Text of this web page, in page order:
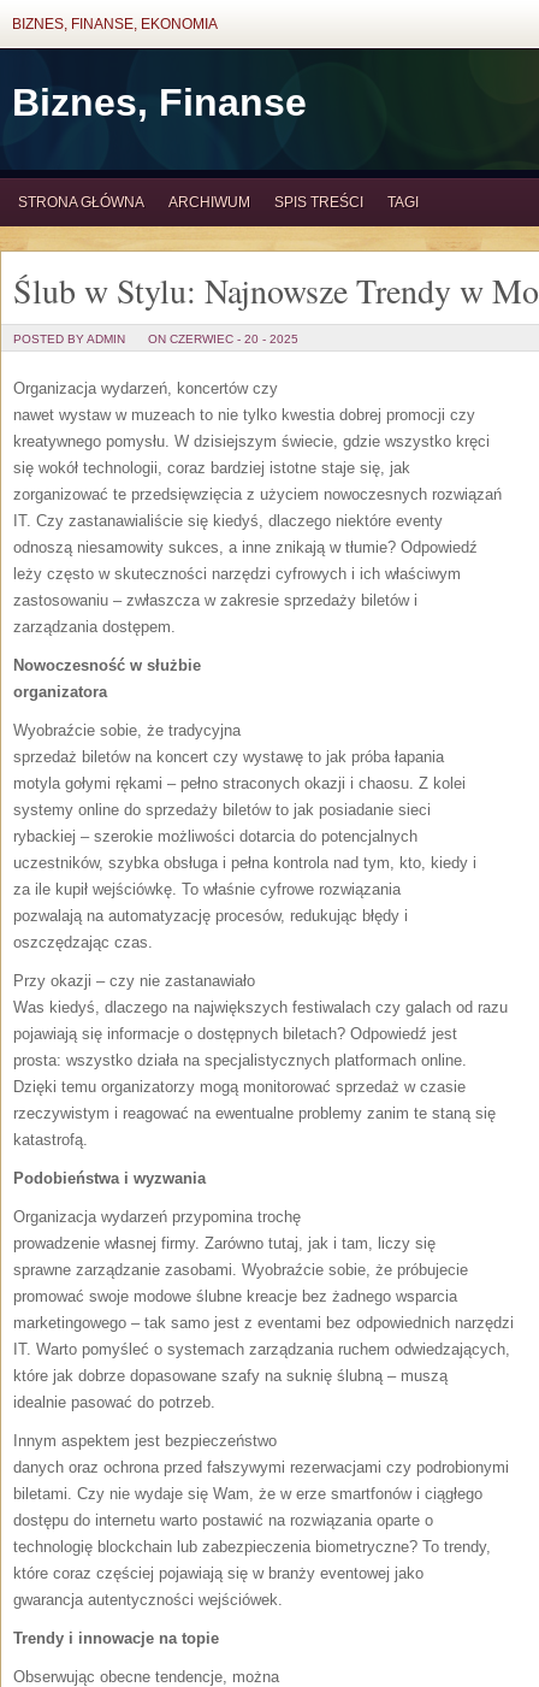
BIZNES, FINANSE, EKONOMIA
Biznes, Finanse
STRONA GŁÓWNA ARCHIWUM SPIS TREŚCI TAGI
Ślub w Stylu: Najnowsze Trendy w
POSTED BY ADMIN ON CZERWIEC - 20 - 2025
Organizacja wydarzeń, koncertów czy
nawet wystaw w muzeach to nie tylko kwestia dobrej promocji czy
kreatywnego pomysłu. W dzisiejszym świecie, gdzie wszystko kręci
się wokół technologii, coraz bardziej istotne staje się, jak
zorganizować te przedsięwzięcia z użyciem nowoczesnych rozwiązań
IT. Czy zastanawialiście się kiedyś, dlaczego niektóre eventy
odnoszą niesamowity sukces, a inne znikają w tłumie? Odpowiedź
leży często w skuteczności narzędzi cyfrowych i ich właściwym
zastosowaniu – zwłaszcza w zakresie sprzedaży biletów i
zarządzania dostępem.
Nowoczesność w służbie
organizatora
Wyobraźcie sobie, że tradycyjna
sprzedaż biletów na koncert czy wystawę to jak próba łapania
motyla gołymi rękami – pełno straconych okazji i chaosu. Z kolei
systemy online do sprzedaży biletów to jak posiadanie sieci
rybackiej – szerokie możliwości dotarcia do potencjalnych
uczestników, szybka obsługa i pełna kontrola nad tym, kto, kiedy i
za ile kupił wejściówkę. To właśnie cyfrowe rozwiązania
pozwalają na automatyzację procesów, redukując błędy i
oszczędzając czas.
Przy okazji – czy nie zastanawiało
Was kiedyś, dlaczego na największych festiwalach czy galach od razu
pojawiają się informacje o dostępnych biletach? Odpowiedź jest
prosta: wszystko działa na specjalistycznych platformach online.
Dzięki temu organizatorzy mogą monitorować sprzedaż w czasie
rzeczywistym i reagować na ewentualne problemy zanim te staną się
katastrofą.
Podobieństwa i wyzwania
Organizacja wydarzeń przypomina trochę
prowadzenie własnej firmy. Zarówno tutaj, jak i tam, liczy się
sprawne zarządzanie zasobami. Wyobraźcie sobie, że próbujecie
promować swoje modowe ślubne kreacje bez żadnego wsparcia
marketingowego – tak samo jest z eventami bez odpowiednich narzędzi
IT. Warto pomyśleć o systemach zarządzania ruchem odwiedzających,
które jak dobrze dopasowane szafy na suknię ślubną – muszą
idealnie pasować do potrzeb.
Innym aspektem jest bezpieczeństwo
danych oraz ochrona przed fałszywymi rezerwacjami czy podrobionymi
biletami. Czy nie wydaje się Wam, że w erze smartfonów i ciągłego
dostępu do internetu warto postawić na rozwiązania oparte o
technologię blockchain lub zabezpieczenia biometryczne? To trendy,
które coraz częściej pojawiają się w branży eventowej jako
gwarancja autentyczności wejściówek.
Trendy i innowacje na topie
Obserwując obecne tendencje, można